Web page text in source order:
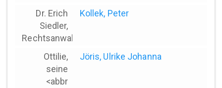
Dr. Erich
Siedler,
Rechtsanwalt
Kollek, Peter
Ottilie,
seine
<abbr
Jöris, Ulrike Johanna